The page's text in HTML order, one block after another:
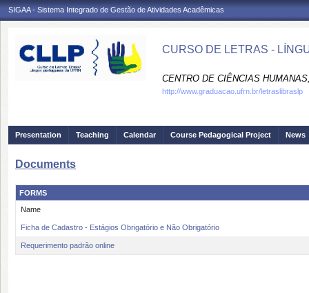
SIGAA - Sistema Integrado de Gestão de Atividades Acadêmicas
CURSO DE LETRAS -
CENTRO DE CIÊNCIAS
http://www.graduacao.ufrn.br/letraslibraslp
Presentation Teaching Calendar Course Pedagogical Project News
Documents
FORMS
Name
Ficha de Cadastro - Estágios Obrigatório e Não Obrigatório
Requerimento padrão online